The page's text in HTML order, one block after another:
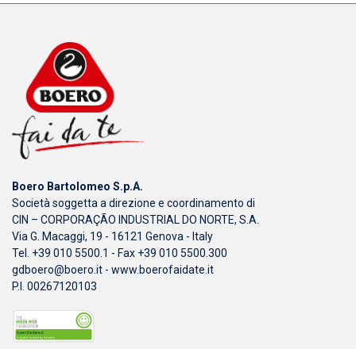
Boero Bartolomeo S.p.A.
Società soggetta a direzione e coordinamento di
CIN – CORPORAÇÃO INDUSTRIAL DO NORTE, S.A.
Via G. Macaggi, 19 - 16121 Genova - Italy
Tel. +39 010 5500.1 - Fax +39 010 5500.300
gdboero@boero.it - www.boerofaidate.it
P.I. 00267120103